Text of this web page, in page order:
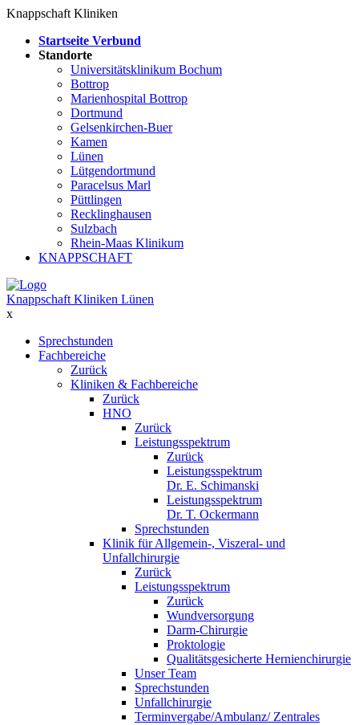
Knappschaft Kliniken
Startseite Verbund
Standorte
Universitätsklinikum Bochum
Bottrop
Marienhospital Bottrop
Dortmund
Gelsenkirchen-Buer
Kamen
Lünen
Lütgendortmund
Paracelsus Marl
Püttlingen
Recklinghausen
Sulzbach
Rhein-Maas Klinikum
KNAPPSCHAFT
Knappschaft Kliniken Lünen
x
Sprechstunden
Fachbereiche
Zurück
Kliniken & Fachbereiche
Zurück
HNO
Zurück
Leistungsspektrum
Zurück
Leistungsspektrum
Dr. E. Schimanski
Leistungsspektrum
Dr. T. Ockermann
Sprechstunden
Klinik für Allgemein-, Viszeral- und
Unfallchirurgie
Zurück
Leistungsspektrum
Zurück
Wundversorgung
Darm-Chirurgie
Proktologie
Qualitätsgesicherte Hernienchirurgie
Unser Team
Sprechstunden
Unfallchirurgie
Terminvergabe/Ambulanz/ Zentrales